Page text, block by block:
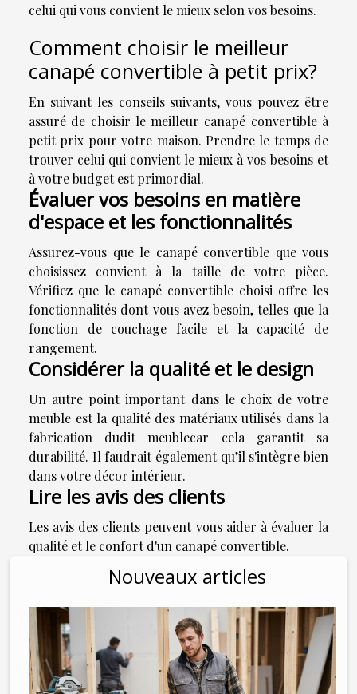
celui qui vous convient le mieux selon vos besoins.
Comment choisir le meilleur
canapé convertible à petit prix?
En suivant les conseils suivants, vous pouvez être
assuré de choisir le meilleur canapé convertible à
petit prix pour votre maison. Prendre le temps de
trouver celui qui convient le mieux à vos besoins et
à votre budget est primordial.
Évaluer vos besoins en matière
d'espace et les fonctionnalités
Assurez-vous que le canapé convertible que vous
choisissez convient à la taille de votre pièce.
Vérifiez que le canapé convertible choisi offre les
fonctionnalités dont vous avez besoin, telles que la
fonction de couchage facile et la capacité de
rangement.
Considérer la qualité et le design
Un autre point important dans le choix de votre
meuble est la qualité des matériaux utilisés dans la
fabrication dudit meublecar cela garantit sa
durabilité. Il faudrait également qu’il s'intègre bien
dans votre décor intérieur.
Lire les avis des clients
Les avis des clients peuvent vous aider à évaluer la
qualité et le confort d'un canapé convertible.
Nouveaux articles